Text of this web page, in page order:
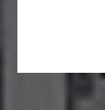
LinkedIn